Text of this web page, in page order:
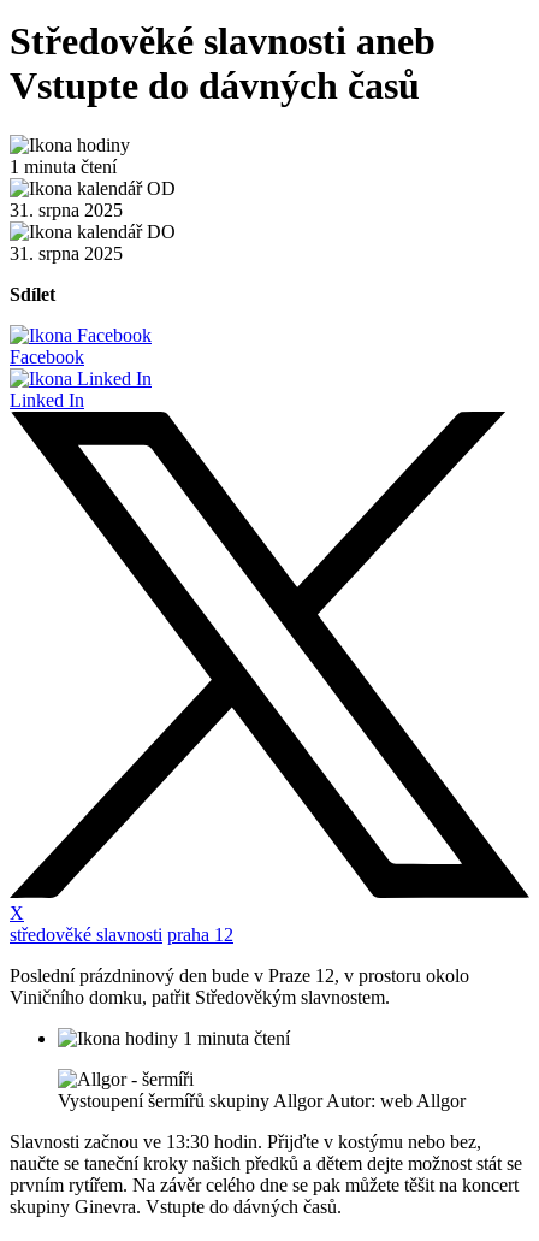
Středověké slavnosti aneb
Vstupte do dávných časů
1 minuta čtení
31. srpna 2025
31. srpna 2025
Sdílet
Facebook
Linked In
X
středověké slavnosti praha 12
Poslední prázdninový den bude v Praze 12, v prostoru okolo
Viničního domku, patřit Středověkým slavnostem.
1 minuta čtení
Vystoupení šermířů skupiny Allgor Autor: web Allgor
Slavnosti začnou ve 13:30 hodin. Přijďte v kostýmu nebo bez,
naučte se taneční kroky našich předků a dětem dejte možnost stát se
prvním rytířem. Na závěr celého dne se pak můžete těšit na koncert
skupiny Ginevra. Vstupte do dávných časů.